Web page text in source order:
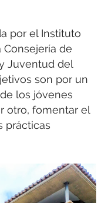
por el Instituto
de
Juventud del
son por un
los jóvenes
otro, fomentar el
prácticas